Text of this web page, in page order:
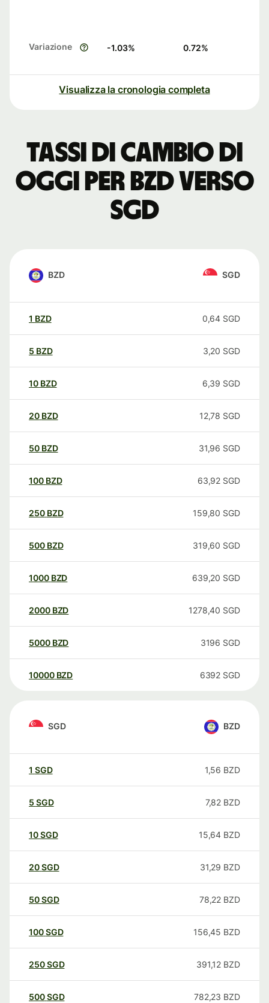
Variazione -1.03% 0.72%
Visualizza la cronologia completa
Tassi di cambio di
oggi per BZD verso
SGD
BZD SGD
1 BZD 0,64 SGD
5 BZD 3,20 SGD
10 BZD 6,39 SGD
20 BZD 12,78 SGD
50 BZD 31,96 SGD
100 BZD 63,92 SGD
250 BZD 159,80 SGD
500 BZD 319,60 SGD
1000 BZD 639,20 SGD
2000 BZD 1278,40 SGD
5000 BZD 3196 SGD
10000 BZD 6392 SGD
SGD BZD
1 SGD 1,56 BZD
5 SGD 7,82 BZD
10SGD 15,64 BZD
20SGD 31,29 BZD
50SGD 78,22 BZD
100SGD 156,45 BZD
250SGD 391,12 BZD
500SGD 782,23 BZD